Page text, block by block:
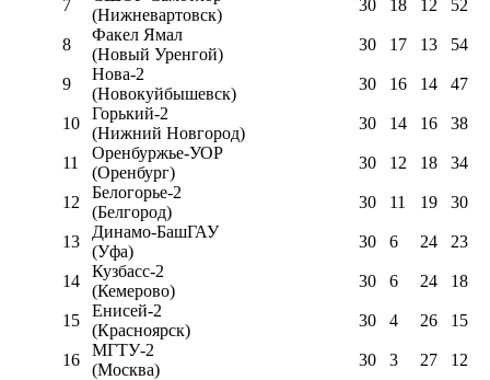
7
(Нижневартовск)
30 18 12 52
8
Факел Ямал
(Новый Уренгой)
30 17 13 54
9
Нова-2
(Новокуйбышевск)
30 16 14 47
10
Горький-2
(Нижний Новгород)
30 14 16 38
11
Оренбуржье-УОР
(Оренбург)
30 12 18 34
12
Белогорье-2
(Белгород)
30 11 19 30
13
Динамо-БашГАУ
(Уфа)
30 6 24 23
14
Кузбасс-2
(Кемерово)
30 6 24 18
15
Енисей-2
(Красноярск)
30 4 26 15
16
МГТУ-2
(Москва)
30 3 27 12